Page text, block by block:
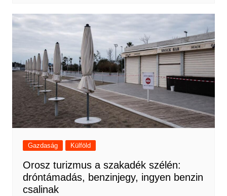
Gazdaság Külföld
Orosz turizmus a szakadék szélén:
dróntámadás, benzinjegy, ingyen benzin
csalinak